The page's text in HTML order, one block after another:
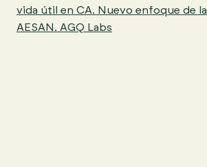
vida útil en CA. Nuevo enfoque de la
AESAN. AGQ Labs